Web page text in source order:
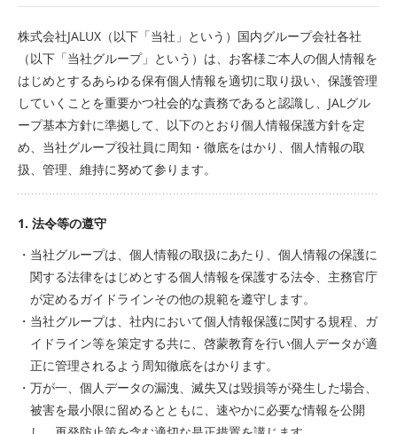
株式会社JALUX（以下「当社」という）国内グループ会社各社
（以下「当社グループ」という）は、お客様ご本人の個人情報を
はじめとするあらゆる保有個人情報を適切に取り扱い、保護管理
していくことを重要かつ社会的な責務であると認識し、JALグル
ープ基本方針に準拠して、以下のとおり個人情報保護方針を定
め、当社グループ役社員に周知・徹底をはかり、個人情報の取
扱、管理、維持に努めて参ります。
1. 法令等の遵守
・当社グループは、個人情報の取扱にあたり、個人情報の保護に
関する法律をはじめとする個人情報を保護する法令、主務官庁
が定めるガイドラインその他の規範を遵守します。
・当社グループは、社内において個人情報保護に関する規程、ガ
イドライン等を策定する共に、啓蒙教育を行い個人データが適
正に管理されるよう周知徹底をはかります。
・万が一、個人データの漏洩、滅失又は毀損等が発生した場合、
被害を最小限に留めるとともに、速やかに必要な情報を公開